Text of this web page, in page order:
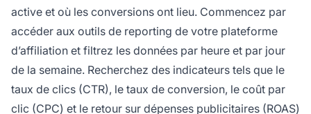
active et où les conversions ont lieu. Commencez par
accéder aux outils de reporting de votre plateforme
d’affiliation et filtrez les données par heure et par jour
de la semaine. Recherchez des indicateurs tels que le
taux de clics (CTR), le taux de conversion, le coût par
clic (CPC) et le retour sur dépenses publicitaires (ROAS)